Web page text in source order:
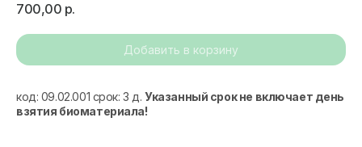
700,00 р.
Добавить в корзину
код: 09.02.001 срок: 3 д.Указанный срок не включает день
взятия биоматериала!